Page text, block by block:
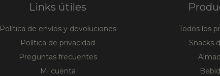
Links útiles
Política de envíos y devoluciones
Política de privacidad
Preguntas frecuentes
Mi cuenta
Todos los
Snacks